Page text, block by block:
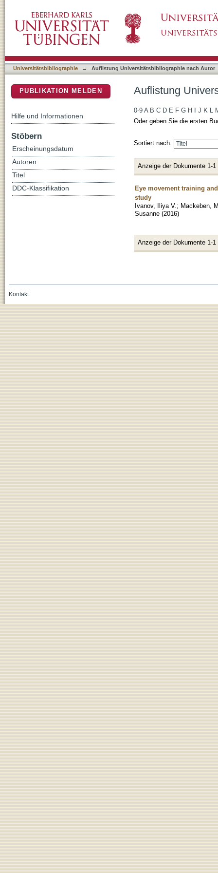
Universitätsbibliographie → Auflistung Universitätsbibliographie nach Autor
Auflistung
0-9 A B C D E F G H J K L
Oder geben Sie die ersten
Sortiert nach:
Anzeige der Dokumente 1-1
Eye movement training
study
Ivanov, Iliya V. ; Mackeben,
Susanne (2016)
Anzeige der Dokumente 1-1
PUBLIKATION MELDEN
Hilfe und Informationen
Stöbern
Erscheinungsdatum
Autoren
Titel
DDC-Klassifikation
Kontakt